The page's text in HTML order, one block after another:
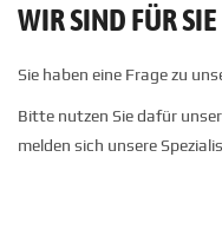
WIR SIND FÜR
Sie haben eine Frage zu
Bitte nutzen Sie dafür
melden sich unsere